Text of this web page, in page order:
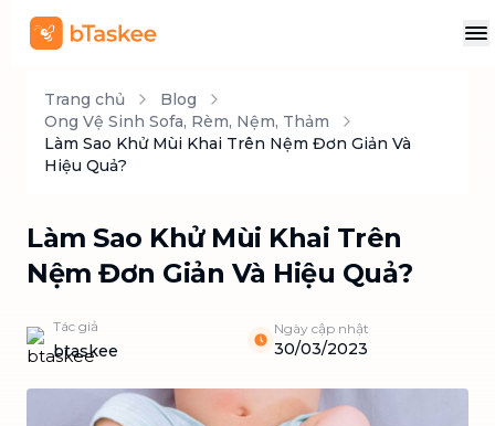
Trang chủ
Blog
Ong Vệ Sinh Sofa, Rèm, Nệm, Thảm
Làm Sao Khử Mùi Khai Trên Nệm Đơn Giản Và
Hiệu Quả?
Làm Sao Khử Mùi Khai Trên
Nệm Đơn Giản Và Hiệu Quả?
Tác giả
btaskee
Ngày cập nhật
30/03/2023